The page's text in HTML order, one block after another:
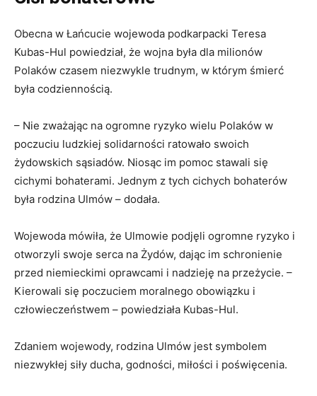
Obecna w Łańcucie wojewoda podkarpacki Teresa
Kubas-Hul powiedział, że wojna była dla milionów
Polaków czasem niezwykle trudnym, w którym śmierć
była codziennością.
– Nie zważając na ogromne ryzyko wielu Polaków w
poczuciu ludzkiej solidarności ratowało swoich
żydowskich sąsiadów. Niosąc im pomoc stawali się
cichymi bohaterami. Jednym z tych cichych bohaterów
była rodzina Ulmów – dodała.
Wojewoda mówiła, że Ulmowie podjęli ogromne ryzyko i
otworzyli swoje serca na Żydów, dając im schronienie
przed niemieckimi oprawcami i nadzieję na przeżycie. –
Kierowali się poczuciem moralnego obowiązku i
człowieczeństwem – powiedziała Kubas-Hul.
Zdaniem wojewody, rodzina Ulmów jest symbolem
niezwykłej siły ducha, godności, miłości i poświęcenia.